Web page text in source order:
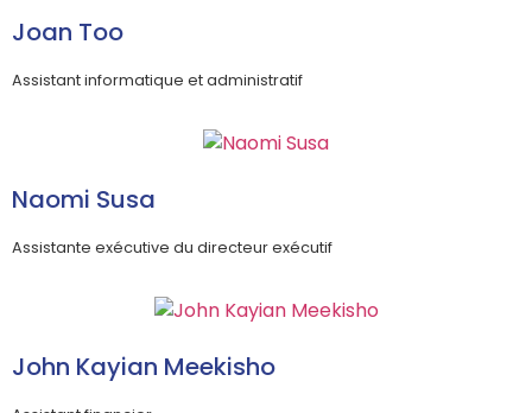
Joan Too
Assistant informatique et administratif
Naomi Susa
Assistante exécutive du directeur exécutif
John Kayian Meekisho